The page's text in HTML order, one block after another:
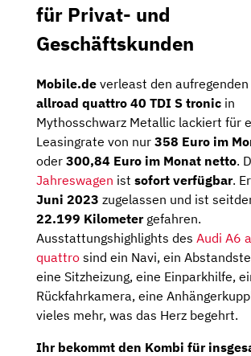
für Privat- und
Geschäftskunden
Mobile.de verleast den aufregenden
allroad quattro 40 TDI S tronic in
Mythosschwarz Metallic lackiert für
Leasingrate von nur 358 Euro im
oder 300,84 Euro im Monat netto.
Jahreswagen ist sofort verfügbar.
Juni 2023 zugelassen und ist
22.199 Kilometergefahren.
Ausstattungshighlights des Audi A6
quattro sind ein Navi, ein
eine Sitzheizung, eine Einparkhilfe,
Rückfahrkamera, eine
vieles mehr, was das Herz begehrt.
Ihr bekommt den Kombi für